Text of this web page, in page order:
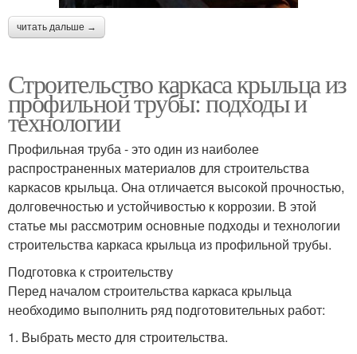
читать дальше →
Строительство каркаса крыльца из
профильной трубы: подходы и
технологии
Профильная труба - это один из наиболее
распространенных материалов для строительства
каркасов крыльца. Она отличается высокой прочностью,
долговечностью и устойчивостью к коррозии. В этой
статье мы рассмотрим основные подходы и технологии
строительства каркаса крыльца из профильной трубы.
Подготовка к строительству
Перед началом строительства каркаса крыльца
необходимо выполнить ряд подготовительных работ:
1. Выбрать место для строительства.